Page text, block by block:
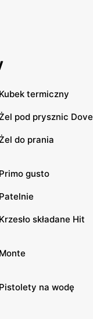
Kubek termiczny
pod prysznic Dove
do prania
Primo gusto
Patelnie
Krzesło składane Hit
Monte
Pistolety na wodę